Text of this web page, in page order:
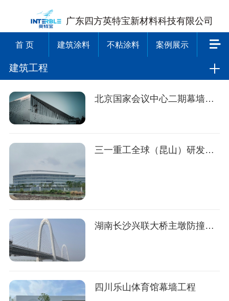
广东四方英特宝新材料科技有限公司
首 页 建筑涂料 不粘涂料 案例展示
建筑工程
北京国家会议中心二期幕墙工程
三一重工全球（昆山）研发中心幕墙工程
湖南长沙兴联大桥主墩防撞设施涂装工程
四川乐山体育馆幕墙工程